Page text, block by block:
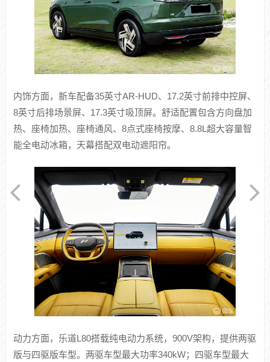
车身尺寸方面，新车长宽高分别为5145X1998X1786mm，轴
距3110mm，采用2+3五座布局，配有四门静音电吸门+电动
踏板。
内饰方面，新车配备35英寸AR-HUD、17.2英寸前排中控屏、
8英寸后排场景屏、17.3英寸吸顶屏。舒适配置包含方向盘加
热、座椅加热、座椅通风、8点式座椅按摩、8.8L超大容量智
能全电动冰箱，天幕搭配双电动遮阳帘。